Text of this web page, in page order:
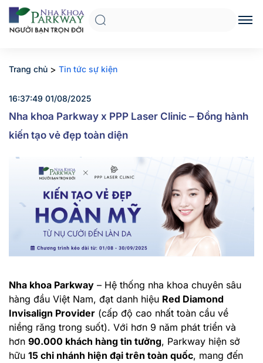
Trang chủ > Tin tức sự kiện
16:37:49 01/08/2025
Nha khoa Parkway x PPP Laser Clinic – Đồng hành
kiến tạo vẻ đẹp toàn diện
Nha khoa Parkway – Hệ thống nha khoa chuyên sâu
hàng đầu Việt Nam, đạt danh hiệu Red Diamond
Invisalign Provider (cấp độ cao nhất toàn cầu về
niềng răng trong suốt). Với hơn 9 năm phát triển và
hơn 90.000 khách hàng tin tưởng, Parkway hiện sở
hữu 15 chi nhánh hiện đại trên toàn quốc, mang đến